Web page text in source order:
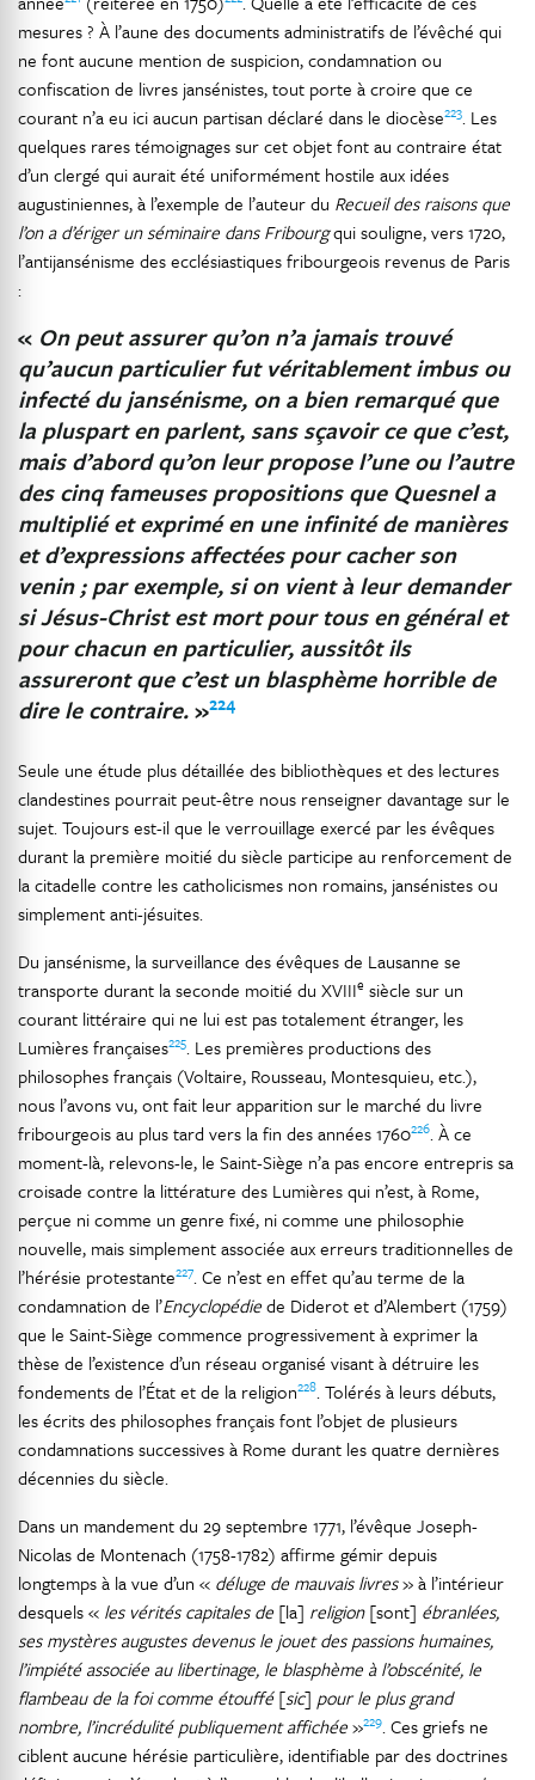
mesures ? À l’aune des documents administratifs de l’évêché qui
ne font aucune mention de suspicion, condamnation ou
confiscation de livres jansénistes, tout porte à croire que ce
courant n’a eu ici aucun partisan déclaré dans le diocèse223. Les
quelques rares témoignages sur cet objet font au contraire état
d’un clergé qui aurait été uniformément hostile aux idées
augustiniennes, à l’exemple de l’auteur du Recueil des raisons que
l’on a d’ériger un séminaire dans Fribourgqui souligne, vers 1720,
l’antijansénisme des ecclésiastiques fribourgeois revenus de Paris
:
« On peut assurer qu’on n’a jamais trouvé
qu’aucun particulier fut véritablement imbus ou
infecté du jansénisme, on a bien remarqué que
la pluspart en parlent, sans sçavoir ce que c’est,
mais d’abord qu’on leur propose l’une ou l’autre
des cinq fameuses propositions que Quesnel a
multiplié et exprimé en une infinité de manières
et d’expressions affectées pour cacher son
venin ; par exemple, si on vient à leur demander
si Jésus-Christ est mort pour tous en général et
pour chacun en particulier, aussitôt ils
assureront que c’est un blasphème horrible de
dire le contraire.»224
Seule une étude plus détaillée des bibliothèques et des lectures
clandestines pourrait peut-être nous renseigner davantage sur le
sujet. Toujours est-il que le verrouillage exercé par les évêques
durant la première moitié du siècle participe au renforcement de
la citadelle contre les catholicismes non romains, jansénistes ou
simplement anti-jésuites.
Du jansénisme, la surveillance des évêques de Lausanne se
transporte durant la seconde moitié du XVIIIe siècle sur un
courant littéraire qui ne lui est pas totalement étranger, les
Lumières françaises225. Les premières productions des
philosophes français (Voltaire, Rousseau, Montesquieu, etc.),
nous l’avons vu, ont fait leur apparition sur le marché du livre
fribourgeois au plus tard vers la fin des années 1760226. À ce
moment-là, relevons-le, le Saint-Siège n’a pas encore entrepris sa
croisade contre la littérature des Lumières qui n’est, à Rome,
perçue ni comme un genre fixé, ni comme une philosophie
nouvelle, mais simplement associée aux erreurs traditionnelles de
l’hérésie protestante227. Ce n’est en effet qu’au terme de la
condamnation de l’Encyclopédiede Diderot et d’Alembert (1759)
que le Saint-Siège commence progressivement à exprimer la
thèse de l’existence d’un réseau organisé visant à détruire les
fondements de l’État et de la religion228. Tolérés à leurs débuts,
les écrits des philosophes français font l’objet de plusieurs
condamnations successives à Rome durant les quatre dernières
décennies du siècle.
Dans un mandement du 29 septembre 1771, l’évêque Joseph-
Nicolas de Montenach (1758-1782) affirme gémir depuis
longtemps à la vue d’un « déluge de mauvais livres» à l’intérieur
desquels « les vérités capitales de [la] religion[sont] ébranlées,
ses mystères augustes devenus le jouet des passions humaines,
l’impiété associée au libertinage, le blasphème à l’obscénité, le
flambeau de la foi comme étouffé[sic] pour le plus grand
nombre, l’incrédulité publiquement affichée»229. Ces griefs ne
ciblent aucune hérésie particulière, identifiable par des doctrines